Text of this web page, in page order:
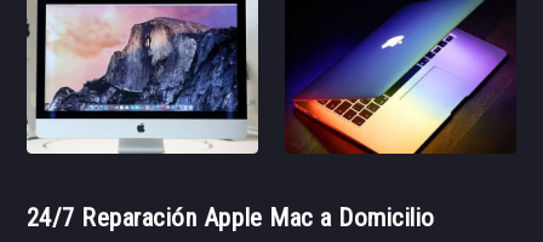
24/7 Reparación Apple Mac a Domicilio